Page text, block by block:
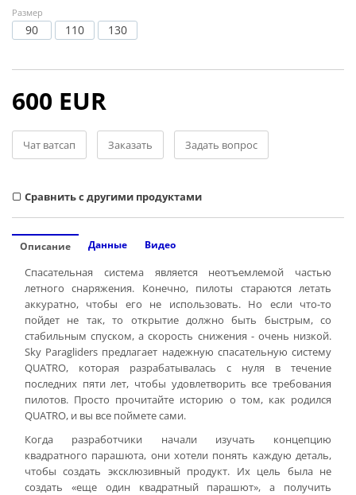
Размер
90 110 130
600 EUR
Чат ватсап Заказать Задать вопрос
Cравнить с другими продуктами
Описание Данные Видео
Спасательная система является неотъемлемой частью
летного снаряжения. Конечно, пилоты стараются летать
аккуратно, чтобы его не использовать. Но если что-то
пойдет не так, то открытие должно быть быстрым, со
стабильным спуском, а скорость снижения - очень низкой.
Sky Paragliders предлагает надежную спасательную систему
QUATRO, которая разрабатывалась с нуля в течение
последних пяти лет, чтобы удовлетворить все требования
пилотов. Просто прочитайте историю о том, как родился
QUATRO, и вы все поймете сами.
Когда разработчики начали изучать концепцию
квадратного парашюта, они хотели понять каждую деталь,
чтобы создать эксклюзивный продукт. Их цель была не
создать «еще один квадратный парашют», а получить